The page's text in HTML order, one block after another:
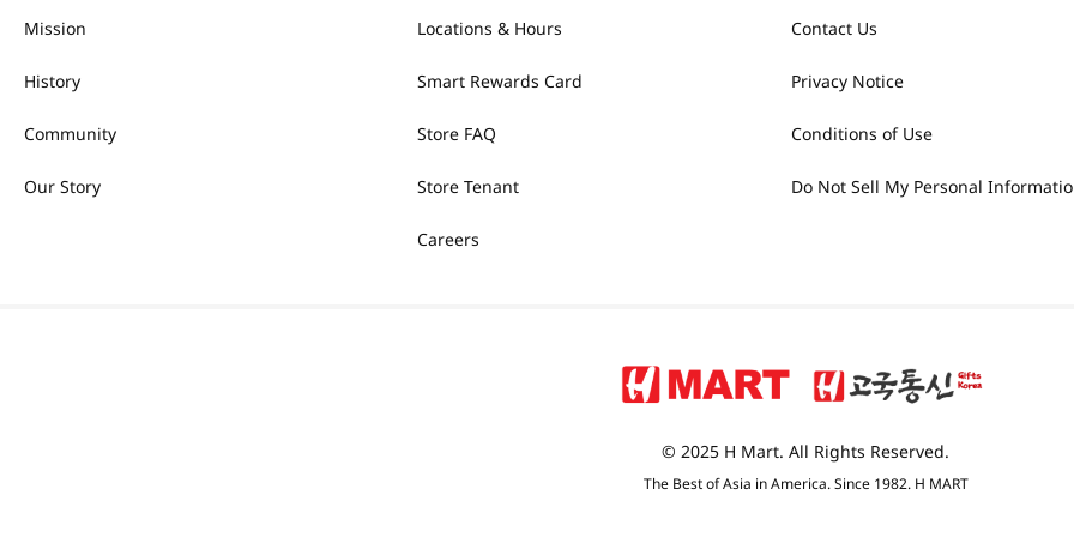
Mission
History
Community
Our Story
Locations & Hours
Smart Rewards Card
Store FAQ
Store Tenant
Careers
Contact Us
Privacy Notice
Conditions of Use
Do Not Sell My Personal
© 2025 H Mart. All Rights Reserved.
The Best of Asia in America. Since 1982. H MART